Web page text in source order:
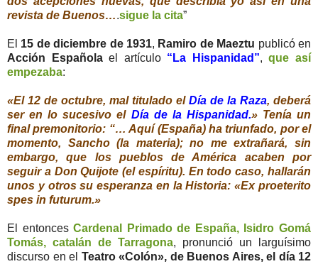
revista de Buenos….sigue la cita”
El 15 de diciembre de 1931, Ramiro de Maeztu publicó en
Acción Españolael artículo “La Hispanidad”,que así
empezaba:
«El 12 de octubre, mal titulado el Día de la Raza, deberá
ser en lo sucesivo el Día de la Hispanidad.» Tenía un
final premonitorio: “… Aquí (España) ha triunfado, por el
momento, Sancho (la materia); no me extrañará, sin
embargo, que los pueblos de América acaben por
seguir a Don Quijote (el espíritu). En todo caso, hallarán
unos y otros su esperanza en la Historia: «Ex proeterito
spes in futurum.»
El entoncesCardenal Primado de España, Isidro Gomá
Tomás, catalán de Tarragona, pronunció un larguísimo
discurso en el Teatro «Colón», de Buenos Aires, el día 12